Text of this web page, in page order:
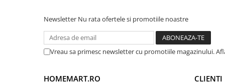
Newsletter Nu rata ofertele si promotiile noastre
Vreau sa primesc newsletter cu promotiile magazinului.
HOMEMART.RO CLIENTI